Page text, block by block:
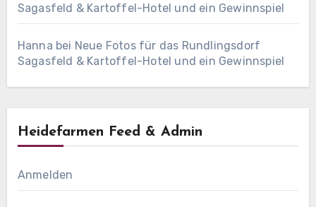
Sagasfeld & Kartoffel-Hotel und ein Gewinnspiel
Hanna bei Neue Fotos für das Rundlingsdorf
Sagasfeld & Kartoffel-Hotel und ein Gewinnspiel
Heidefarmen Feed & Admin
Anmelden